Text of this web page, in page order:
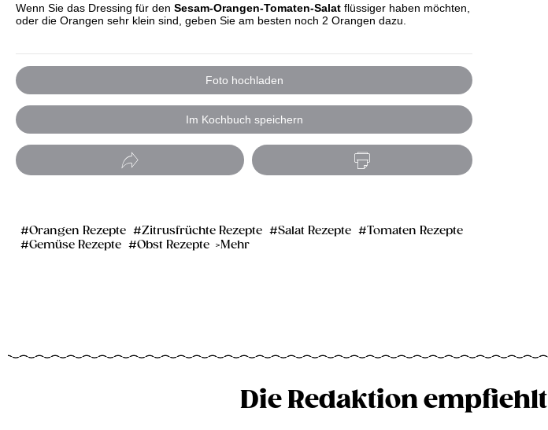
Wenn Sie das Dressing für den Sesam-Orangen-Tomaten-Salat flüssiger haben möchten,
oder die Orangen sehr klein sind, geben Sie am besten noch 2 Orangen dazu.
Foto hochladen
Im Kochbuch speichern
Orangen Rezepte Zitrusfrüchte Rezepte Salat Rezepte
Tomaten Rezepte
Gemüse Rezepte
Obst Rezepte Mehr
Die Redaktion empfiehlt